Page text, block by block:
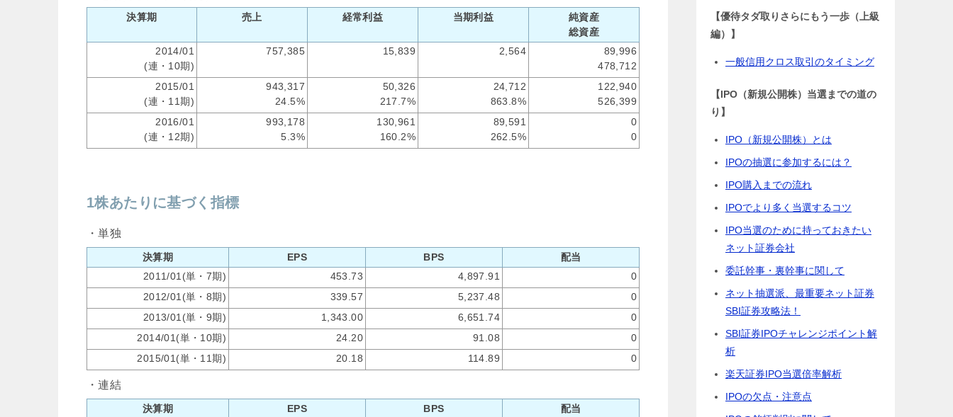
決算期 売上 経常利益 当期利益
純資産
総資産
2014/01
(連・10期)
757,385 15,839 2,564
89,996
478,712
2015/01
(連・11期)
943,317
24.5%
50,326
217.7%
24,712
863.8%
122,940
526,399
2016/01
(連・12期)
993,178
5.3%
130,961
160.2%
89,591
262.5%
0
0
1株あたりに基づく指標
・単独
決算期 EPS BPS
配当
2011/01(単・7期)
453.73 4,897.91
0
2012/01(単・8期)
339.57 5,237.48
0
2013/01(単・9期)
1,343.00 6,651.74
0
2014/01(単・10期)
24.20 91.08
0
2015/01(単・11期)
20.18 114.89 0
・連結
決算期 EPS BPS 配当
【優待タダ取りさらにもう一歩（上級
編）】
一般信用クロス取引のタイミング
【IPO（新規公開株）当選までの道の
り】
IPO（新規公開株）とは
IPOの抽選に参加するには？
IPO購入までの流れ
IPOでより多く当選するコツ
IPO当選のために持っておきたい
ネット証券会社
委託幹事・裏幹事に関して
ネット抽選派、最重要ネット証券
SBI証券攻略法！
SBI証券IPOチャレンジポイント解
析
楽天証券IPO当選倍率解析
IPOの欠点・注意点